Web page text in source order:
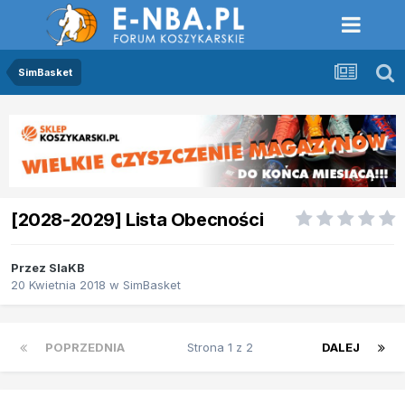
SimBasket
[2028-2029] Lista Obecności
Przez SlaKB
20 Kwietnia 2018 w SimBasket
POPRZEDNIA DALEJ
Strona 1 z 2